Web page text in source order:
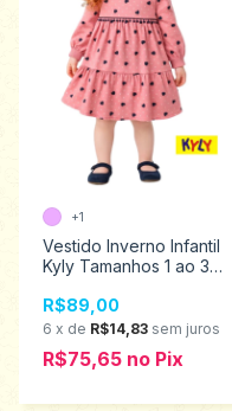
Vestido Inverno Infantil
Kyly Tamanhos 1 ao 3
R$89,00
6 x de R$14,83 sem juros
R$75,65 no Pix
+1